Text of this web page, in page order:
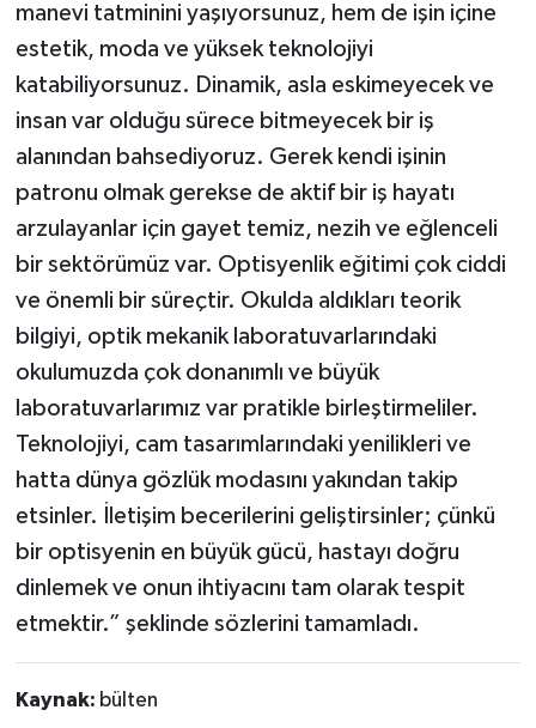
manevi tatminini yaşıyorsunuz, hem de işin içine
estetik, moda ve yüksek teknolojiyi
katabiliyorsunuz. Dinamik, asla eskimeyecek ve
insan var olduğu sürece bitmeyecek bir iş
alanından bahsediyoruz. Gerek kendi işinin
patronu olmak gerekse de aktif bir iş hayatı
arzulayanlar için gayet temiz, nezih ve eğlenceli
bir sektörümüz var. Optisyenlik eğitimi çok ciddi
ve önemli bir süreçtir. Okulda aldıkları teorik
bilgiyi, optik mekanik laboratuvarlarındaki
okulumuzda çok donanımlı ve büyük
laboratuvarlarımız var pratikle birleştirmeliler.
Teknolojiyi, cam tasarımlarındaki yenilikleri ve
hatta dünya gözlük modasını yakından takip
etsinler. İletişim becerilerini geliştirsinler; çünkü
bir optisyenin en büyük gücü, hastayı doğru
dinlemek ve onun ihtiyacını tam olarak tespit
etmektir.” şeklinde sözlerini tamamladı.
Kaynak: bülten